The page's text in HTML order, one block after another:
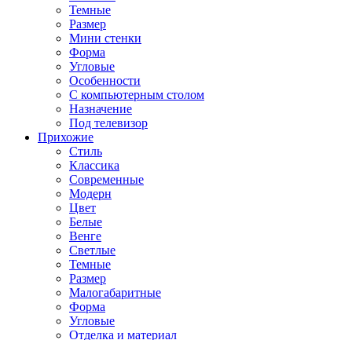
Темные
Размер
Мини стенки
Форма
Угловые
Особенности
С компьютерным столом
Назначение
Под телевизор
Прихожие
Стиль
Классика
Современные
Модерн
Цвет
Белые
Венге
Светлые
Темные
Размер
Малогабаритные
Форма
Угловые
Отделка и материал